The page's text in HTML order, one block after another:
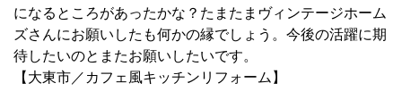
になるところがあったかな？たまたまヴィンテージホーム
ズさんにお願いしたも何かの縁でしょう。今後の活躍に期
待したいのとまたお願いしたいです。
【大東市／カフェ風キッチンリフォーム】